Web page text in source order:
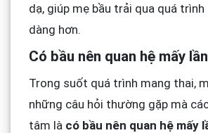
dạ, giúp mẹ bầu trải qua quá trình
dàng hơn.
Có bầu nên quan hệ mấy
Trong suốt quá trình mang thai,
những câu hỏi thường gặp mà
tâm là có bầu nên quan hệ mấy